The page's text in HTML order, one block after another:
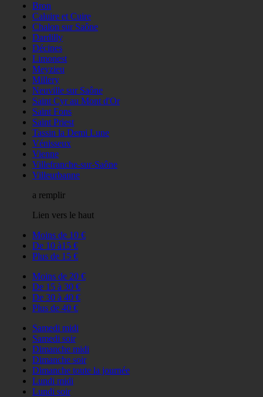
Bron
Caluire et Cuire
Chalon sur Saône
Dardilly
Décines
Limonest
Meyzieu
Millery
Neuville sur Saône
Saint Cyr au Mont d'Or
Saint Fons
Saint Priest
Tassin la Demi Lune
Vénisseux
Vienne
Villefranche-sur-Saône
Villeurbanne
a remplir
Lien vers le haut
Moins de 10 €
De 10 à15 €
Plus de 15 €
Moins de 20 €
De 15 à 30 €
De 30 à 40 €
Plus de 40 €
Samedi midi
Samedi soir
Dimanche midi
Dimanche soir
Dimanche toute la journée
Lundi midi
Lundi soir